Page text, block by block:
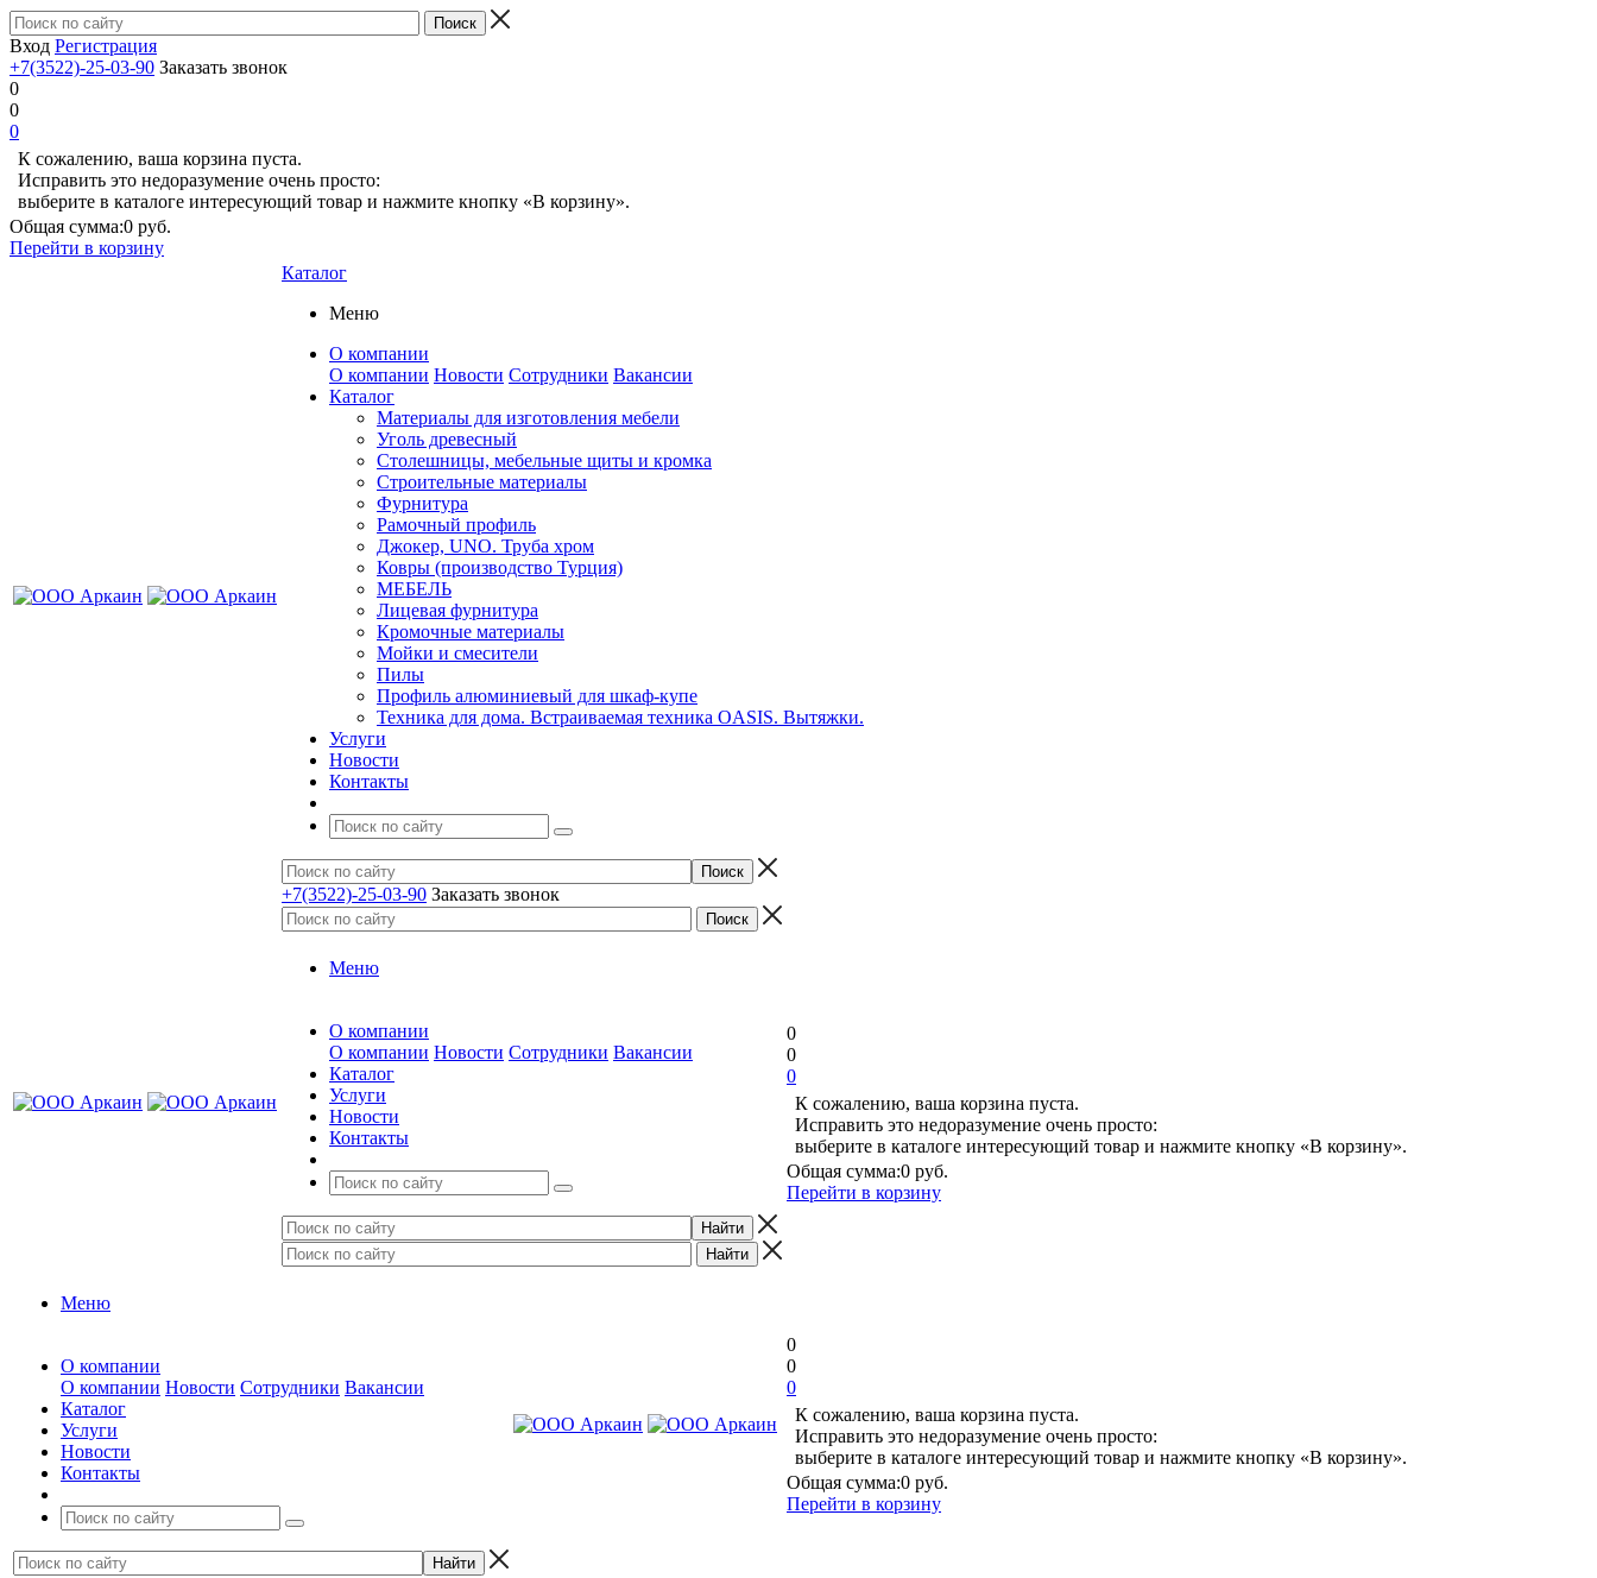
Вход Регистрация
+7(3522)-25-03-90 Заказать звонок
0
0
0
К сожалению, ваша корзина пуста.
Исправить это недоразумение очень просто:
выберите в каталоге интересующий товар и нажмите кнопку «В корзину».
Общая сумма:0 руб.
Перейти в корзину
Каталог
Меню
О компании
О компании Новости Сотрудники Вакансии
Каталог
Материалы для изготовления мебели
Уголь древесный
Столешницы, мебельные щиты и кромка
Строительные материалы
Фурнитура
Рамочный профиль
Джокер, UNO. Труба хром
Ковры (производство Турция)
МЕБЕЛЬ
Лицевая фурнитура
Кромочные материалы
Мойки и смесители
Пилы
Профиль алюминиевый для шкаф-купе
Техника для дома. Встраиваемая техника OASIS. Вытяжки.
Услуги
Новости
Контакты
+7(3522)-25-03-90 Заказать звонок
Меню
О компании
О компании Новости Сотрудники Вакансии
Каталог
Услуги
Новости
Контакты
0
0
0
К сожалению, ваша корзина пуста.
Исправить это недоразумение очень просто:
выберите в каталоге интересующий товар и нажмите кнопку «В корзину».
Общая сумма:0 руб.
Перейти в корзину
Меню
О компании
О компании Новости Сотрудники Вакансии
Каталог
Услуги
Новости
Контакты
0
0
0
К сожалению, ваша корзина пуста.
Исправить это недоразумение очень просто:
выберите в каталоге интересующий товар и нажмите кнопку «В корзину».
Общая сумма:0 руб.
Перейти в корзину